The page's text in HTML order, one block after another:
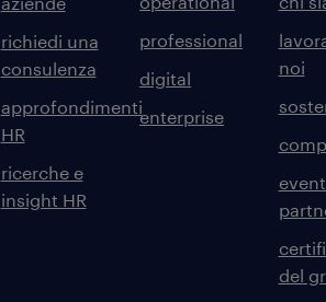
richiedi una
consulenza
approfondimenti
HR
ricerche e
insight HR
professional
digital
enterprise
noi
del